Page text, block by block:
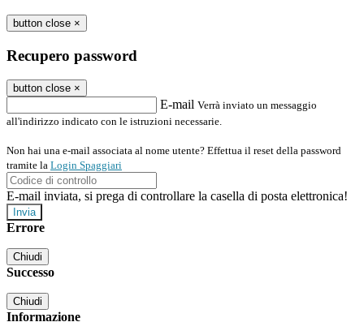
button close ×
Recupero password
button close ×
E-mail Verrà inviato un messaggio
all'indirizzo indicato con le istruzioni necessarie.
Non hai una e-mail associata al nome utente? Effettua il reset della password
tramite la Login Spaggiari
E-mail inviata, si prega di controllare la casella di posta elettronica!
Errore
Chiudi
Successo
Chiudi
Informazione